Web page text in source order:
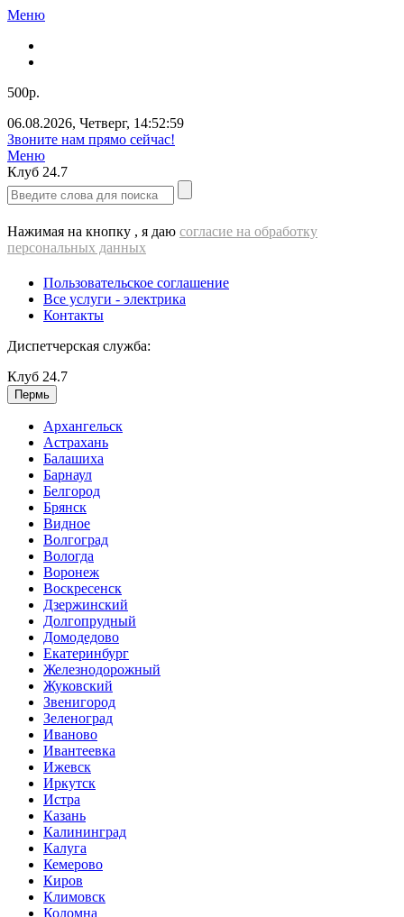
Меню
500р.
06.08.2026, Четверг, 14:53:00
Звоните нам прямо сейчас!
Меню
Клуб 24.7
Нажимая на кнопку , я даю согласие на обработку
персональных данных
Пользовательское соглашение
Все услуги - электрика
Контакты
Диспетчерская служба:
Клуб 24.7
Пермь
Архангельск
Астрахань
Балашиха
Барнаул
Белгород
Брянск
Видное
Волгоград
Вологда
Воронеж
Воскресенск
Дзержинский
Долгопрудный
Домодедово
Екатеринбург
Железнодорожный
Жуковский
Звенигород
Зеленоград
Иваново
Ивантеевка
Ижевск
Иркутск
Истра
Казань
Калининград
Калуга
Кемерово
Киров
Климовск
Коломна